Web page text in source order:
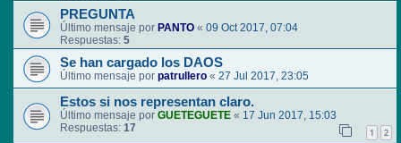
PREGUNTA
Último mensaje por PANTO « 09 Oct 2017, 07:04
Respuestas: 5
Se han cargado los DAOS
Último mensaje por patrullero « 27 Jul 2017, 23:05
Estos si nos representan claro.
Último mensaje por GUETEGUETE « 17 Jun 2017, 15:03
Respuestas: 17 1 2